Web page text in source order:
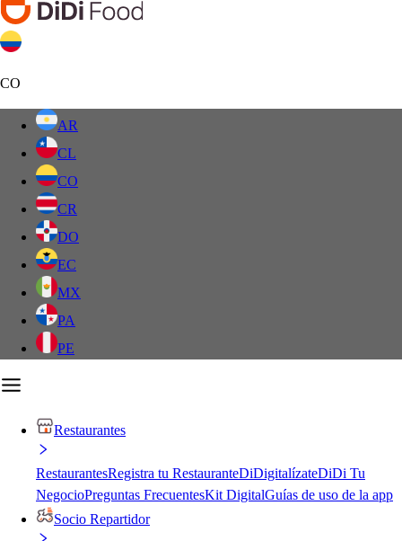
CO
AR
CL
CO
CR
DO
EC
MX
PA
PE
Restaurantes
RestaurantesRegistra tu RestauranteDiDigitalízateDiDi Tu
NegocioPreguntas FrecuentesKit DigitalGuías de uso de la app
Socio Repartidor